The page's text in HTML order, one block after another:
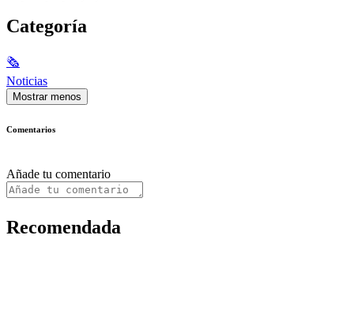
Categoría
🗞
Noticias
Mostrar menos
Comentarios
Añade tu comentario
Recomendada